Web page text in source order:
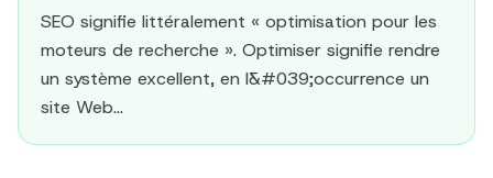
SEO signifie littéralement « optimisation pour les
moteurs de recherche ». Optimiser signifie rendre
un système excellent, en l&#039;occurrence un
site Web...